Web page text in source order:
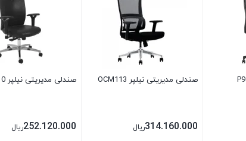
صندلی مدیریتی نیلپر OCM113
314.160.000ریال
صندلی مدیریتی نیلپر OCM810
252.120.000ریال